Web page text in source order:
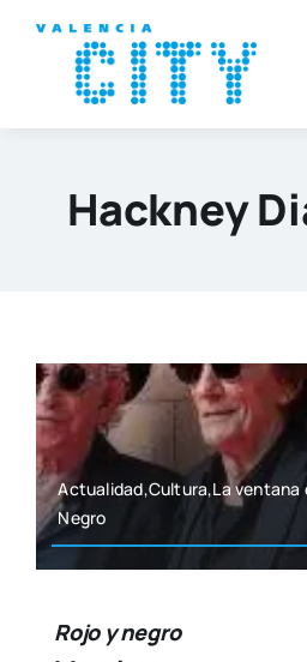
contenido
Hackney
Actualidad,Cultura,La ven­ta­na
Negro
Rojo y negro